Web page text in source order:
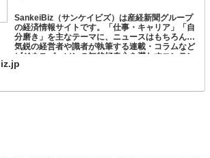
SankeiBiz（サンケイビズ）は産経新聞グループ
の経済情報サイトです。「仕事・キャリア」「自
分磨き」を主なテーマに、ニュースはもちろん、
気鋭の経営者や識者が執筆する連載・コラムなど
ビジネスパーソンの知的好奇心を満たすコンテン
ツをご覧くだ...